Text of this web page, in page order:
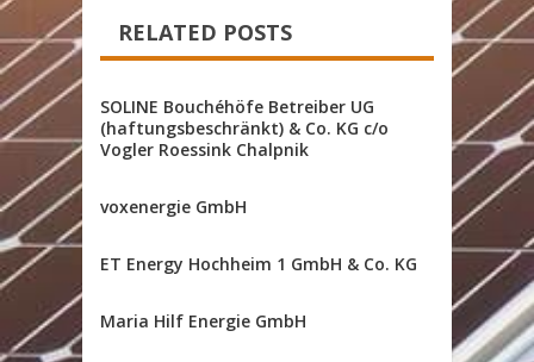
RELATED POSTS
SOLINE Bouchéhöfe Betreiber UG
(haftungsbeschränkt) & Co. KG c/o
Vogler Roessink Chalpnik
voxenergie GmbH
ET Energy Hochheim 1 GmbH & Co. KG
Maria Hilf Energie GmbH